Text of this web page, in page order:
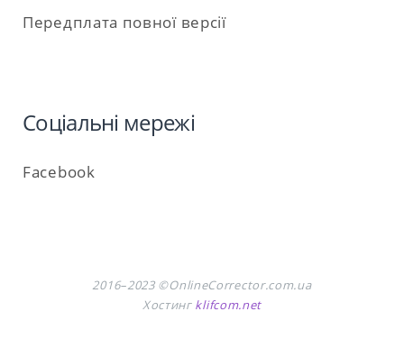
Передплата повної версії
Соціальні мережі
Facebook
2016–2023 ©OnlineCorrector.com.ua
Хостинг klifcom.net